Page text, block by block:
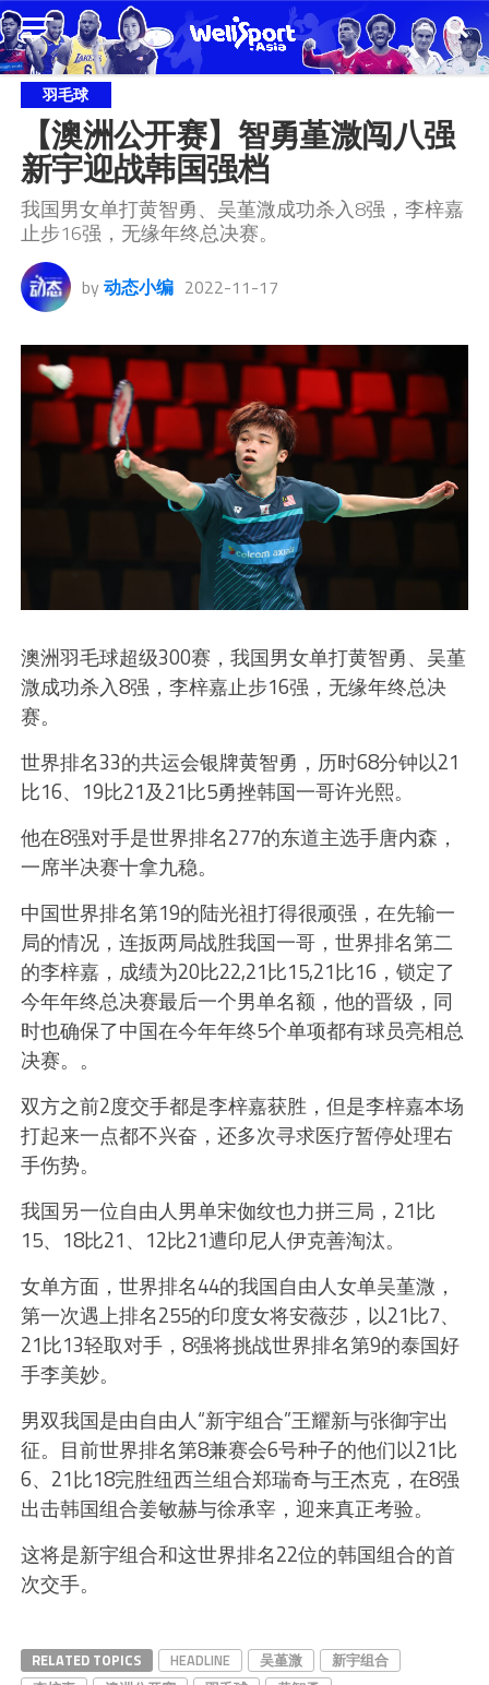
羽毛球
【澳洲公开赛】智勇堇溦闯八强
新宇迎战韩国强档
我国男女单打黄智勇、吴堇溦成功杀入8强，李梓嘉
止步16强，无缘年终总决赛。
by 动态小编 2022-11-17
澳洲羽毛球超级300赛，我国男女单打黄智勇、吴堇
溦成功杀入8强，李梓嘉止步16强，无缘年终总决
赛。
世界排名33的共运会银牌黄智勇，历时68分钟以21
比16、19比21及21比5勇挫韩国一哥许光熙。
他在8强对手是世界排名277的东道主选手唐内森，
一席半决赛十拿九稳。
中国世界排名第19的陆光祖打得很顽强，在先输一
局的情况，连扳两局战胜我国一哥，世界排名第二
的李梓嘉，成绩为20比22,21比15,21比16，锁定了
今年年终总决赛最后一个男单名额，他的晋级，同
时也确保了中国在今年年终5个单项都有球员亮相总
决赛。。
双方之前2度交手都是李梓嘉获胜，但是李梓嘉本场
打起来一点都不兴奋，还多次寻求医疗暂停处理右
手伤势。
我国另一位自由人男单宋侞纹也力拼三局，21比
15、18比21、12比21遭印尼人伊克善淘汰。
女单方面，世界排名44的我国自由人女单吴堇溦，
第一次遇上排名255的印度女将安薇莎，以21比7、
21比13轻取对手，8强将挑战世界排名第9的泰国好
手李美妙。
男双我国是由自由人“新宇组合”王耀新与张御宇出
征。目前世界排名第8兼赛会6号种子的他们以21比
6、21比18完胜纽西兰组合郑瑞奇与王杰克，在8强
出击韩国组合姜敏赫与徐承宰，迎来真正考验。
这将是新宇组合和这世界排名22位的韩国组合的首
次交手。
RELATED TOPICS HEADLINE 吴堇溦
新宇组合